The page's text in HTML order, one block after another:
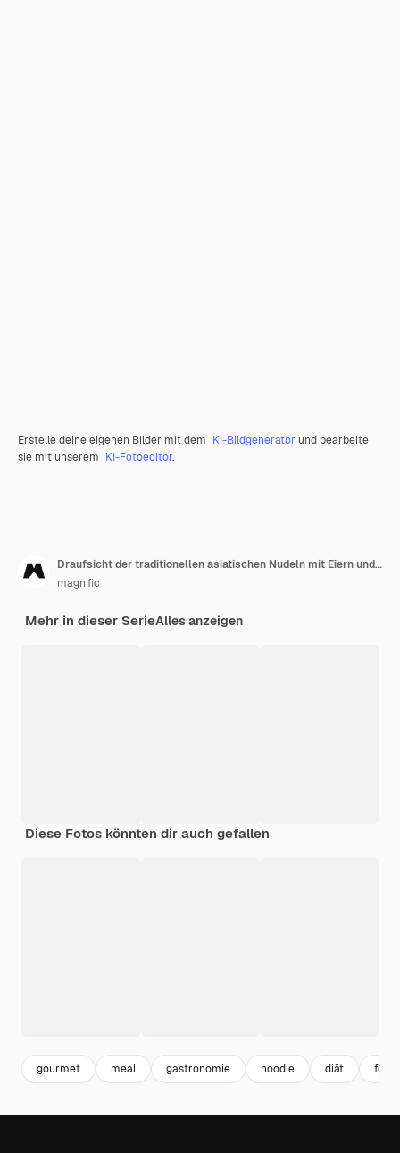
Erstelle deine eigenen Bilder mit dem KI-Bildgenerator und bearbeite
sie mit unserem KI-Fotoeditor.
Draufsicht der traditionellen asiatischen Nudeln mit Eiern und Stäbchen
magnific
Mehr in dieser SerieAlles anzeigen
Diese Fotos könnten dir auch gefallen
gourmet meal gastronomie noodle diät food